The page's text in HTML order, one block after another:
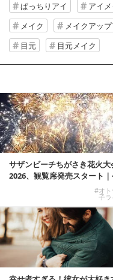
ぱっちりアイ アイ
メイク
メイクアッ
目元
目元メイク
サザンビーチちがさき花火大
2026、観覧席発売スタート
#オ
子